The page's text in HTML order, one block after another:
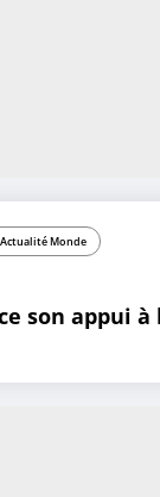
Actualité Monde
son appui à